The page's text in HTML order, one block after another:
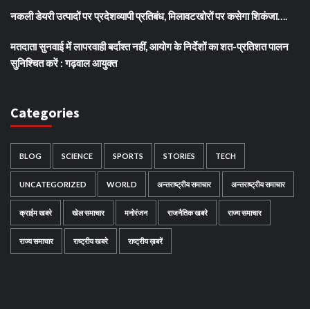
नकली डेयरी उत्पादों पर प्रदेशव्यापी प्रतिबंध, मिलावटखोरों पर कसेगा शिकंजा….
मतदाता सुनवाई में लापरवाही बर्दाश्त नहीं, आयोग के निर्देशों का शत-प्रतिशत पालन
सुनिश्चित करें : गढ़वाल आयुक्त
Categories
BLOG SCIENCE SPORTS STORIES TECH
UNCATEGORIZED WORLD अन्तराष्ट्रीय समाचार अन्तराष्ट्रीय समाचार
क्राईम खबरे खेल समाचार मनोरंजन राजनैतिक खबरे राज्य समाचार
राज्य समाचार राष्ट्रीय खबरे राष्ट्रीय ख़बरें